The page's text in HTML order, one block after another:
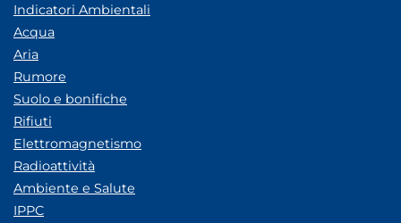
Indicatori Ambientali
Acqua
Aria
Rumore
Suolo e bonifiche
Rifiuti
Elettromagnetismo
Radioattività
Ambiente e Salute
IPPC